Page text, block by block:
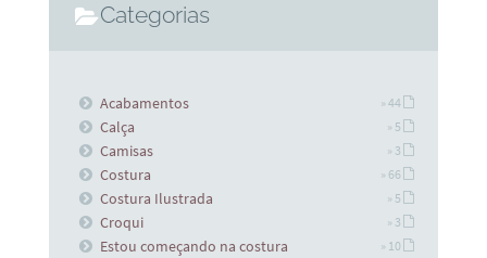
Categorias
Acabamentos » 44
Calça » 5
Camisas » 3
Costura » 66
Costura Ilustrada » 5
Croqui » 3
Estou começando na costura » 10